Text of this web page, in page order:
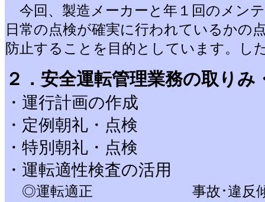
今回、製造メーカーと年１回のメン
日常の点検が確実に行われているかの
防止することを目的としています。し
２．安全運転管理業務の取りみ
・運行計画の作成
・定例朝礼・点検
・特別朝礼・点検
・運転適性検査の活用
◎運転適正 事故･違反傾